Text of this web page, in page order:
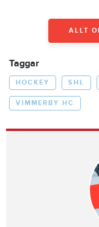
ALLT
Taggar
HOCKEY SHL
VIMMERBY HC